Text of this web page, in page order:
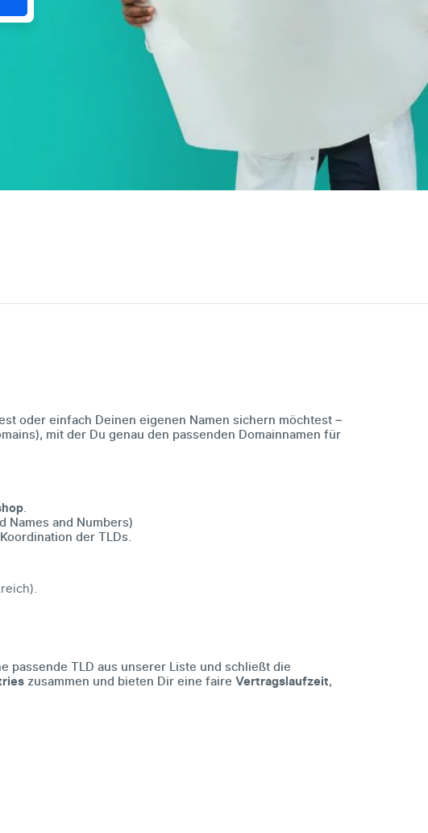
oder einfach Deinen eigenen Namen sichern möchtest –
mit der Du genau den passenden Domainnamen für
.
Names and Numbers)
der TLDs.
passende TLD aus unserer Liste und schließt die
zusammen und bieten Dir eine faire Vertragslaufzeit,